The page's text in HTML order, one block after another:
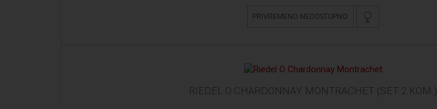
PRIVREMENO NEDOSTUPNO
RIEDEL O CHARDONNAY MONTRACHET (SET 2 KOM.)